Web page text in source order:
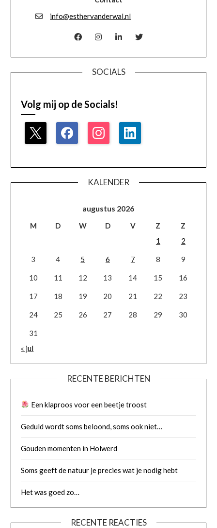
info@esthervanderwal.nl
SOCIALS
Volg mij op de Socials!
KALENDER
augustus 2026
M D W D V Z
Z
1
2
3 4 5 6 7 8 9
10 11 12 13 14 15 16
17 18 19 20 21 22 23
24 25 26 27 28 29 30
31
« jul
RECENTE BERICHTEN
Een klaproos voor een beetje troost
Geduld wordt soms beloond, soms ook niet…
Gouden momenten in Holwerd
Soms geeft de natuur je precies wat je nodig hebt
Het was goed zo…
RECENTE REACTIES